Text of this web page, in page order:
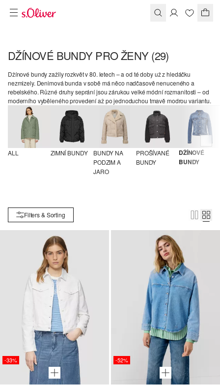
DŽÍNOVÉ BUNDY PRO ŽENY(29)
Džínové bundy zažily rozkvět v 80. letech – a od té doby už z hledáčku
nezmizely. Denimová bunda v sobě má něco nadčasově nenuceného a
rebelského. Různé druhy seprání jsou zárukou velké módní rozmanitosti – od
moderního vyběleného provedení až po jednoduchou tmavě modrou variantu.
ALL ZIMNÍ BUNDY
BUNDY NA
PODZIM A
JARO
PROŠÍVANÉ
BUNDY
DŽÍNOVÉ
BUNDY
Filters & Sorting
-33% -52%